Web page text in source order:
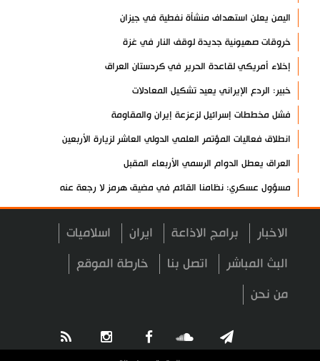
اليمن يعلن استهداف منشأة نفطية في جيزان
خروقات صهيونية جديدة لوقف النار في غزة
إخلاء أمريكي لقاعدة الحرير في كردستان العراق
خبير: الردع الإيراني يعيد تشكيل المعادلات
فشل مخططات إسرائيل لزعزعة إيران والمقاومة
انطلاق فعاليات المؤتمر العلمي الدولي العاشر لزيارة الأربعين
العراق يعطل الدوام الرسمي الأربعاء المقبل
مسؤول عسكري: نظامنا القائم في مضيق هرمز لا رجعة عنه
سيرة الشهداء المدافعين عن المراقد المقدسة في رحاب الثقافة
العربية
صحيفة: أمريكا وإسرائيل خسرتا الحرب بينما خرجت إيران منتصرة
مسقط: مفاوضات هرمز تجري في أجواء إيجابية
إسلام آباد تؤكد على تشكيل حلف إسلامي ضد كيان الاحتلال
11 سيناتورا أميركيا يطالبون بوقف فوري للحرب ضد إيران
الاخبار برامج الاذاعة ايران اسلاميات
البث المباشر اتصل بنا خارطة الموقع
من نحن